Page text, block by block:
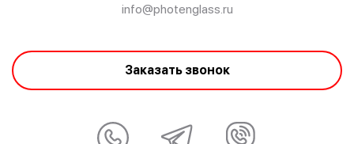
info@photenglass.ru
Заказать звонок